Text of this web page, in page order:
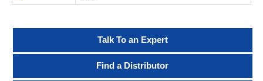
Talk To an Expert
Find a Distributor